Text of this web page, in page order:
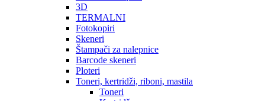
3D
TERMALNI
Fotokopiri
Skeneri
Štampači za nalepnice
Barcode skeneri
Ploteri
Toneri, kertridži, riboni, mastila
Toneri